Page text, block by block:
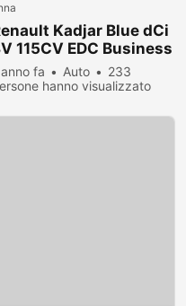
Kadjar Blue dCi
115CV EDC Business
fa Auto
233
hanno visualizzato